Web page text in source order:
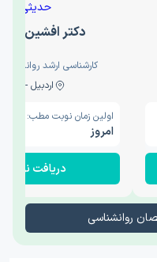
دکتر افشین
کارشناسی ارشد
اردبیل - والی
اولین زمان نوبت مطب:
امروز
دریافت نوبت
روانشناسی